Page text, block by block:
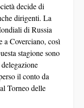
decide di
dirigenti. La
di Russia
a Coverciano, così
stagione sono
il conto da
Torneo delle